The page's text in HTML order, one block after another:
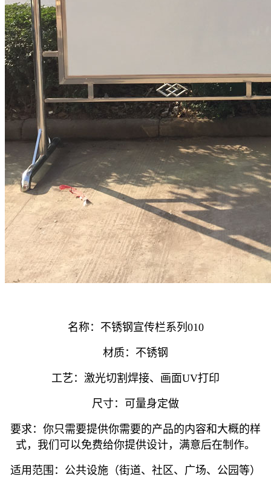
名称：不锈钢宣传栏系列010
材质：不锈钢
工艺：激光切割焊接、画面UV打印
尺寸：可量身定做
要求：你只需要提供你需要的产品的内容和大概的样
式，我们可以免费给你提供设计，满意后在制作。
适用范围：公共设施（街道、社区、广场、公园等）